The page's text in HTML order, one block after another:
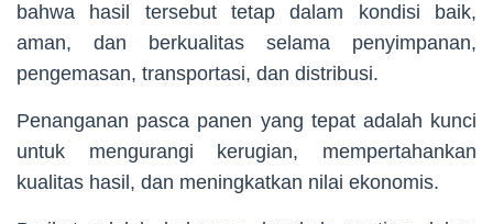
bahwa hasil tersebut tetap dalam kondisi baik,
aman, dan berkualitas selama penyimpanan,
pengemasan, transportasi, dan distribusi.
Penanganan pasca panen yang tepat adalah kunci
untuk mengurangi kerugian, mempertahankan
kualitas hasil, dan meningkatkan nilai ekonomis.